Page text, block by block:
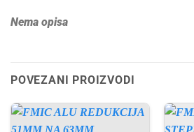
Nema opisa
POVEZANI PROIZVODI